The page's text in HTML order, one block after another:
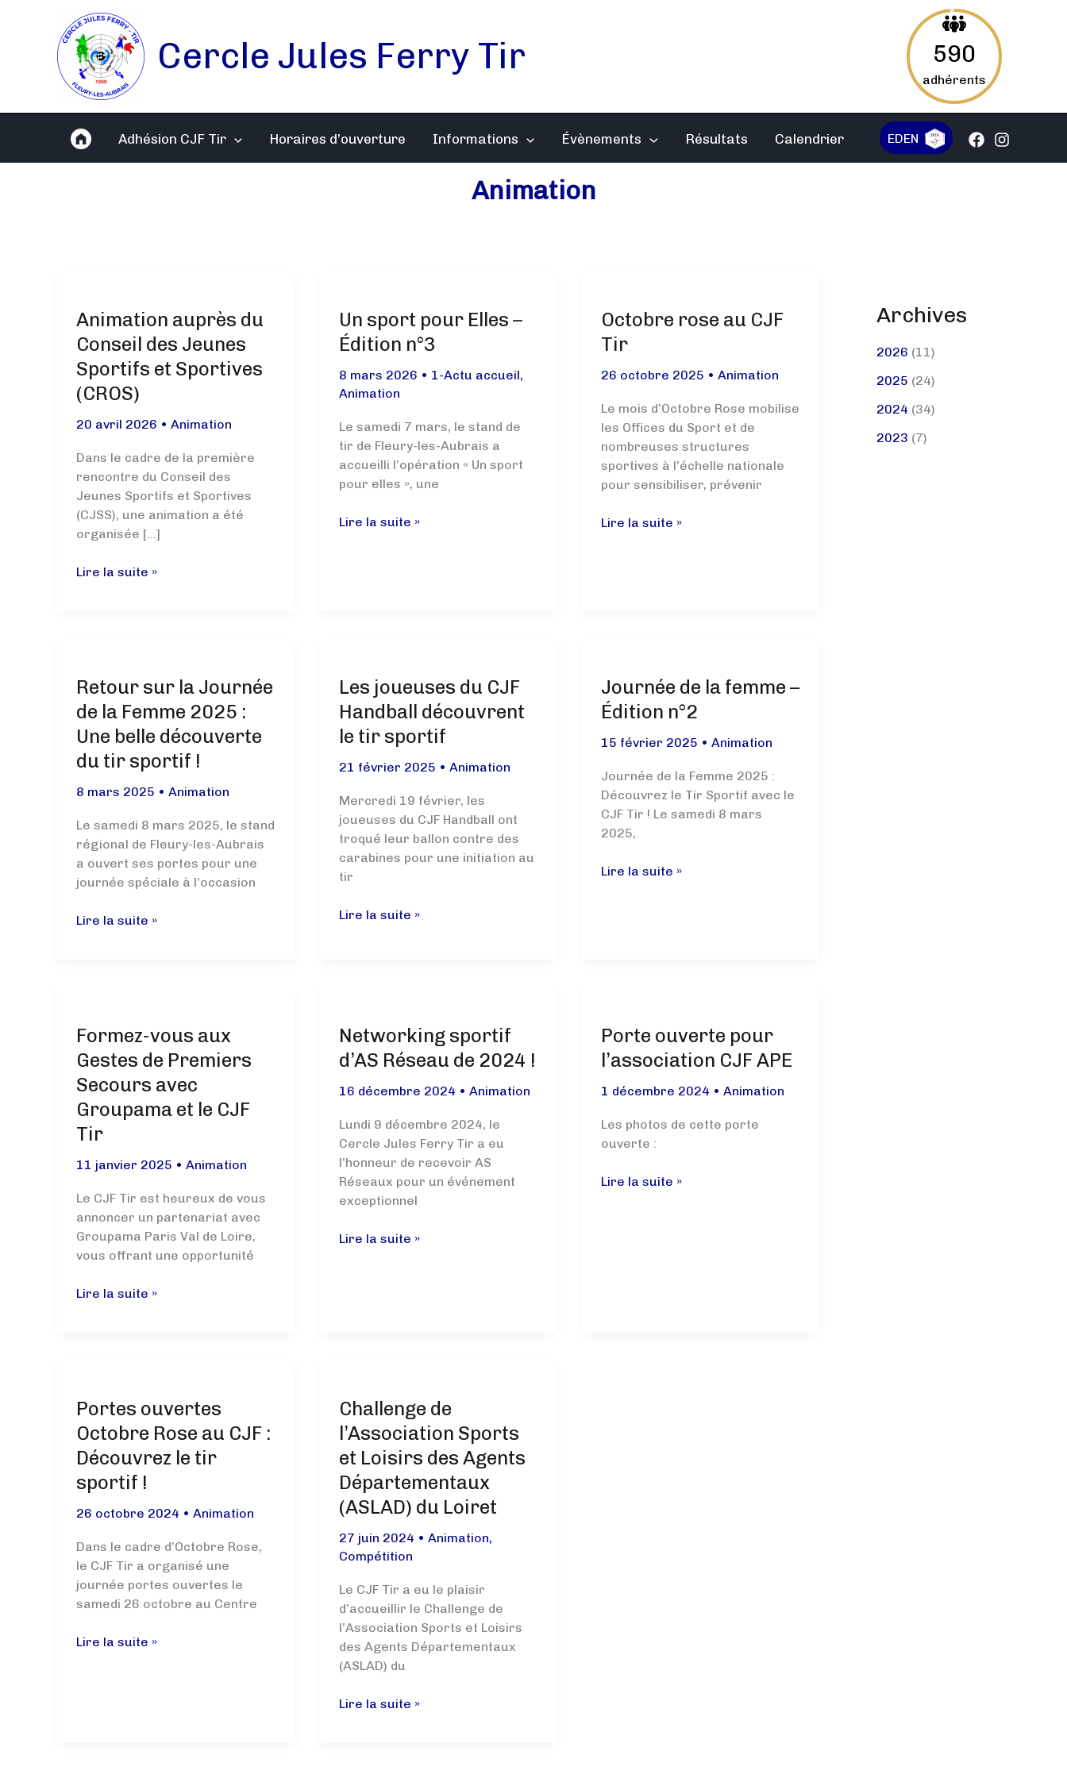
Cercle Jules Ferry Tir 590
adhérents
Adhésion CJF Tir Horaires d’ouverture Informations Évènements Résultats Calendrier EDEN
Animation
Animation auprès du
Conseil des Jeunes
Sportifs et Sportives
(CROS)
20 avril 2026 • Animation
Dans le cadre de la première
rencontre du Conseil des
Jeunes Sportifs et Sportives
(CJSS), une animation a été
organisée […]
Animation
Sportifs
et
(CROS)
Lire la suite »
Un sport pour Elles –
Édition n°3
8 mars 2026 • 1-Actu accueil,
Animation
Le samedi 7 mars, le stand de
tir de Fleury-les-Aubrais a
accueilli l’opération « Un sport
pour elles », une
Un
Lire la suite »
Octobre rose au CJF
Tir
26 octobre 2025 •Animation
Le mois d’Octobre Rose mobilise
les Offices du Sport et de
nombreuses structures
sportives à l’échelle nationale
pour sensibiliser, prévenir
Octobre
Lire la suite »
Retour sur la Journée
de la Femme 2025 :
Une belle découverte
du tir sportif !
8 mars 2025 • Animation
Le samedi 8 mars 2025, le stand
régional de Fleury-les-Aubrais
a ouvert ses portes pour une
journée spéciale à l’occasion
Retour
Femme
2025
Une
belle
découverte
tir
!
Lire la suite »
Les joueuses du CJF
Handball découvrent
le tir sportif
21 février 2025 • Animation
Mercredi 19 février, les
joueuses du CJF Handball ont
troqué leur ballon contre des
carabines pour une initiation au
tir
Les
le
sportif
Lire la suite »
Journée de la femme –
Édition n°2
15 février 2025 •Animation
Journée de la Femme 2025 :
Découvrez le Tir Sportif avec le
CJF Tir ! Le samedi 8 mars
2025,
Journée
Lire la suite »
Formez-vous aux
Gestes de Premiers
Secours avec
Groupama et le CJF
Tir
11 janvier 2025 • Animation
Le CJF Tir est heureux de vous
annoncer un partenariat avec
Groupama Paris Val de Loire,
vous offrant une opportunité
Formez-
Secours
avec
et
le
Tir
Lire la suite »
Networking sportif
d’AS Réseau de 2024 !
16 décembre 2024 • Animation
Lundi 9 décembre 2024, le
Cercle Jules Ferry Tir a eu
l’honneur de recevoir AS
Réseaux pour un événement
exceptionnel
Networking
Lire la suite »
Porte ouverte pour
l’association CJF APE
1 décembre 2024 •Animation
Les photos de cette porte
ouverte :
Porte
Lire la suite »
Portes ouvertes
Octobre Rose au CJF :
Découvrez le tir
sportif !
26 octobre 2024 • Animation
Dans le cadre d’Octobre Rose,
le CJF Tir a organisé une
journée portes ouvertes le
samedi 26 octobre au Centre
Portes
Lire la suite »
Challenge de
l’Association Sports
et Loisirs des Agents
Départementaux
(ASLAD) du Loiret
27 juin 2024 • Animation,
Compétition
Le CJF Tir a eu le plaisir
d’accueillir le Challenge de
l’Association Sports et Loisirs
des Agents Départementaux
(ASLAD) du
Challenge
Lire la suite »
Archives
2026 (11)
2025 (24)
2024 (34)
2023 (7)